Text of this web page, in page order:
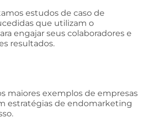
estudos de caso de
que utilizam o
engajar seus colaboradores e
resultados.
maiores exemplos de empresas
estratégias de endomarketing